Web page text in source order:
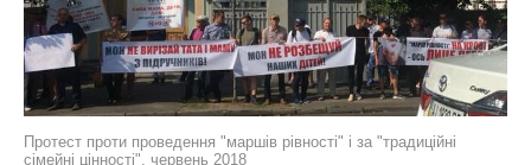
Протест проти проведення "маршів рівності" і за "традиційні
сімейні цінності", червень 2018